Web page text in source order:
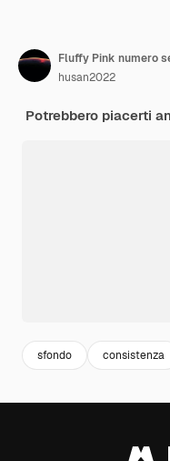
Fluffy Pink numero
husan2022
Potrebbero piacerti
sfondo consistenza